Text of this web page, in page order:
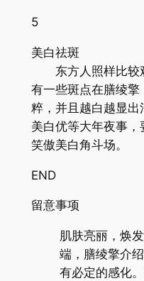
5
美白祛斑
东方人照样比较
有一些斑点在膳绫
粹，并且越白越显
美白优等大年夜事
笑傲美白角斗场。
END
留意事项
肌肤亮丽，焕
端，膳绫擎介
有必定的感化